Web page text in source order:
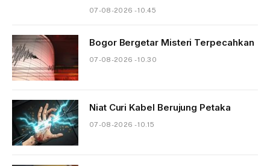
07-08-2026 - 10.45
Bogor Bergetar Misteri Terpecahkan
07-08-2026 - 10.30
Niat Curi Kabel Berujung Petaka
07-08-2026 - 10.15